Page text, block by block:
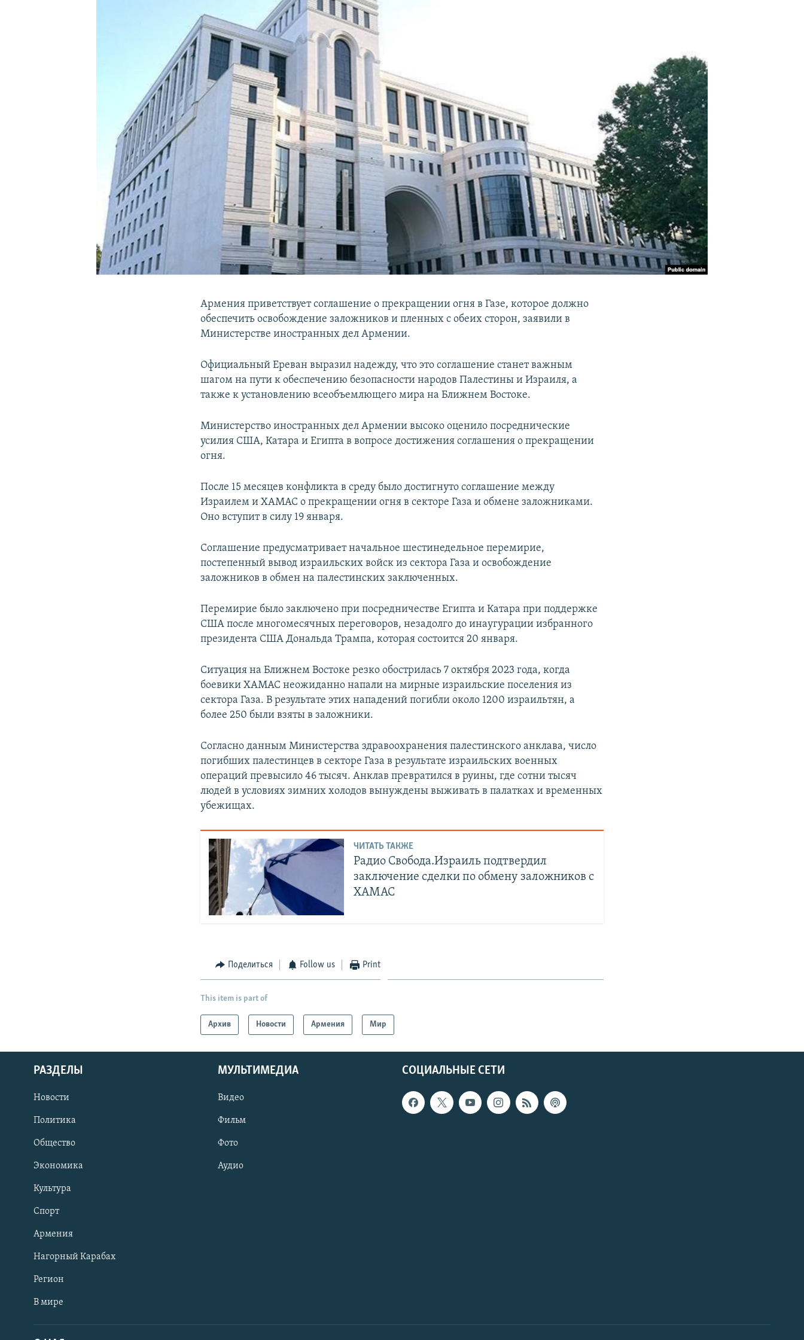
Армения приветствует соглашение о прекращении огня в Газе, которое должно
обеспечить освобождение заложников и пленных с обеих сторон, заявили в
Министерстве иностранных дел Армении.
Официальный Ереван выразил надежду, что это соглашение станет важным
шагом на пути к обеспечению безопасности народов Палестины и Израиля, а
также к установлению всеобъемлющего мира на Ближнем Востоке.
Министерство иностранных дел Армении высоко оценило посреднические
усилия США, Катара и Египта в вопросе достижения соглашения о прекращении
огня.
После 15 месяцев конфликта в среду было достигнуто соглашение между
Израилем и ХАМАС о прекращении огня в секторе Газа и обмене заложниками.
Оно вступит в силу 19 января.
Соглашение предусматривает начальное шестинедельное перемирие,
постепенный вывод израильских войск из сектора Газа и освобождение
заложников в обмен на палестинских заключенных.
Перемирие было заключено при посредничестве Египта и Катара при поддержке
США после многомесячных переговоров, незадолго до инаугурации избранного
президента США Дональда Трампа, которая состоится 20 января.
Ситуация на Ближнем Востоке резко обострилась 7 октября 2023 года, когда
боевики ХАМАС неожиданно напали на мирные израильские поселения из
сектора Газа. В результате этих нападений погибли около 1200 израильтян, а
более 250 были взяты в заложники.
Согласно данным Министерства здравоохранения палестинского анклава, число
погибших палестинцев в секторе Газа в результате израильских военных
операций превысило 46 тысяч. Анклав превратился в руины, где сотни тысяч
людей в условиях зимних холодов вынуждены выживать в палатках и временных
убежищах.
ЧИТАТЬ ТАКЖЕ
Радио Свобода.Израиль подтвердил
заключение сделки по обмену заложников с
ХАМАС
Поделиться Follow us Print
This item is part of
Архив Новости Армения Мир
СОЦИАЛЬНЫЕ СЕТИ
РАЗДЕЛЫ
Новости
Политика
Общество
Экономика
Культура
Спорт
Армения
Нагорный Карабах
Регион
В мире
МУЛЬТИМЕДИА
Видео
Фильм
Фото
Аудио